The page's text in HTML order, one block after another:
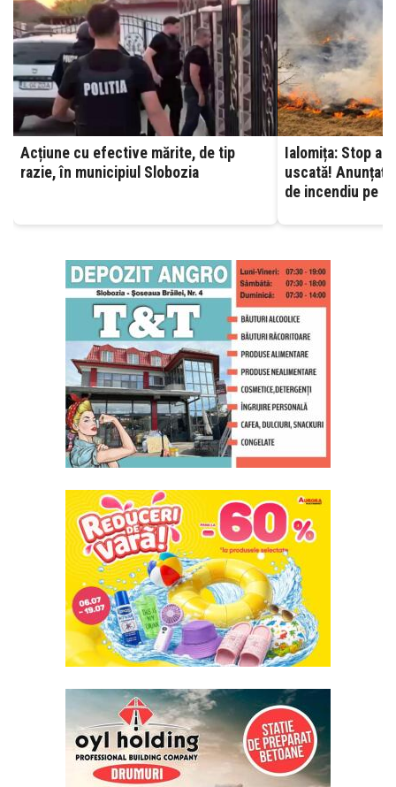
Acțiune cu efective mărite, de tip
razie, în municipiul Slobozia
Ialomița: Stop
uscată! Anunțați
de incendiu pe